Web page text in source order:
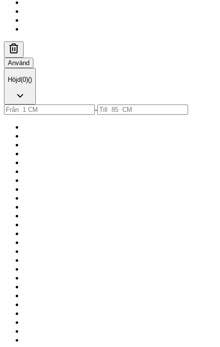
Använd
Höjd(0)()
-